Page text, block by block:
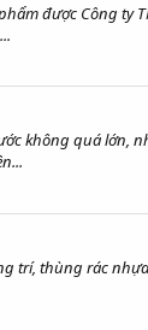
được Công ty
không quá lớn,
trí, thùng rác